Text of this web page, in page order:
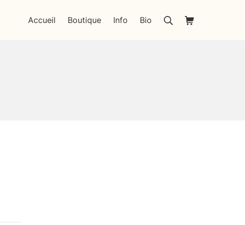
Accueil Boutique Info Bio Rechercher
Panier d’achat